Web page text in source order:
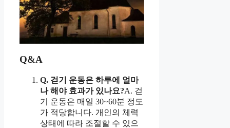
Q&A
Q. 걷기 운동은 하루에 얼마
나 해야 효과가 있나요?A. 걷
기 운동은 매일 30~60분 정도
가 적당합니다. 개인의 체력
상태에 따라 조절할 수 있으